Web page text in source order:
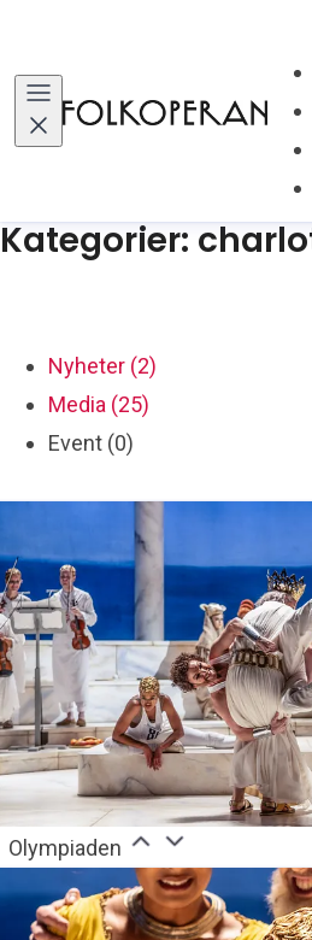
Kategorier:
Nyheter (2)
Media (25)
Event (0)
Olympiaden